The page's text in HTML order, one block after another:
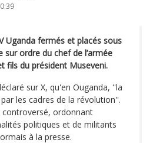
Uganda fermés et placés sous
sur ordre du chef de l’armée
fils du président Museveni.
sur X, qu'en Ouganda, ''la
les cadres de la révolution''.
ordonnant
politiques et de militants
à la presse.